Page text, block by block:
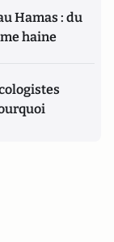
Hamas : du
haine